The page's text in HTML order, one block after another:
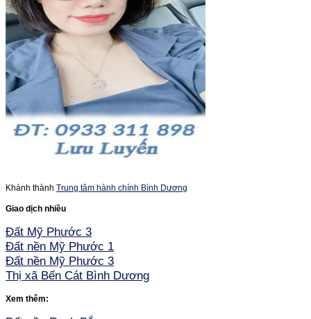
Khánh thành Trung tâm hành chính Bình Dương
Giao dịch nhiều
Đất Mỹ Phước 3
Đất nền Mỹ Phước 1
Đất nền Mỹ Phước 3
Thị xã Bến Cát Bình Dương
Xem thêm: